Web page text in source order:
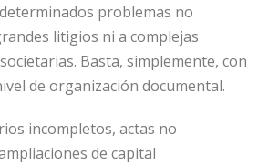
problemas no
litigios ni a complejas
Basta, simplemente, con
de organización documental.
incompletos, actas no
de capital